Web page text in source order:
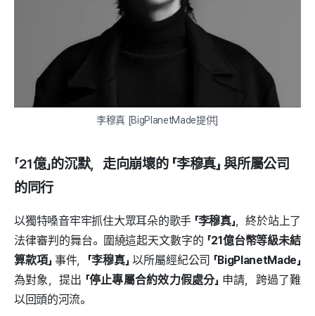
李穆真 [BigPlanetMade提供]
「21億」的沉默，走向崩壞的 「李穆真」 與所屬公司
的同行
以獨特嗓音牢牢抓住大眾耳朵的歌手 「李穆真」，終於站上了
法律審判的舞台。圍繞這起天文數字的 「21億台幣等級未結
算款項」 事件， 「李穆真」 以所屬經紀公司 「BigPlanetMade」
為對象，提出 「停止專屬合約效力假處分」 申請，跨過了難
以回頭的河流。